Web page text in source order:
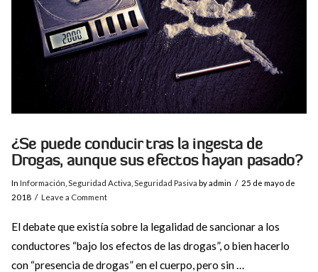
¿Se puede conducir tras la ingesta de
Drogas, aunque sus efectos hayan pasado?
In Información Seguridad Activa Seguridad Pasiva by admin
25 de mayo de
2018
Leave a Comment
El debate que existía sobre la legalidad de sancionar a los
conductores “bajo los efectos de las drogas”, o bien hacerlo
con “presencia de drogas” en el cuerpo, pero sin …